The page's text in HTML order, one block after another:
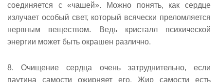
соединяется с «чашей». Можно понять, как сердце
излучает особый свет, который всячески преломляется
нервным веществом. Ведь кристалл психической
энергии может быть окрашен различно.
8. Очищение сердца очень затруднительно, если
паутина самости ожирняет его. Жир самости есть